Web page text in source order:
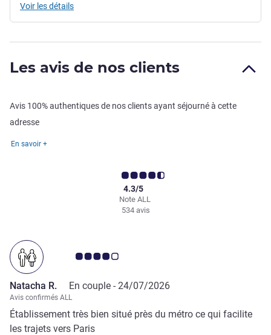
Voir les détails
Les avis de nos clients
Avis 100% authentiques de nos clients ayant séjourné à cette
adresse
En savoir +
Note ALL
4.3/5
534 avis
Note Avis clients 4.0/5
Natacha R. En couple - 24/07/2026
Avis confirmés ALL
Établissement très bien situé près du métro ce qui facilite
les trajets vers Paris